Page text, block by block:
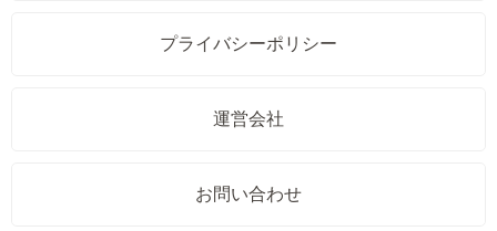
プライバシーポリシー
運営会社
お問い合わせ